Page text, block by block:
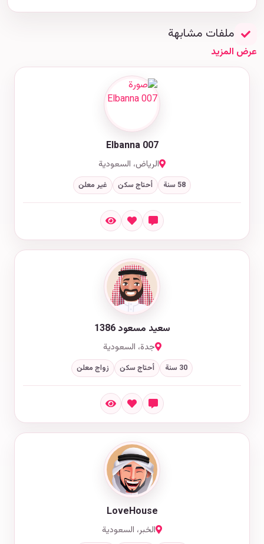
ملفات مشابهة
عرض المزيد
Elbanna 007
الرياض، السعودية
58 سنة أحتاج سكن غير معلن
سعيد مسعود 1386
جدة، السعودية
30 سنة أحتاج سكن زواج معلن
LoveHouse
الخبر، السعودية